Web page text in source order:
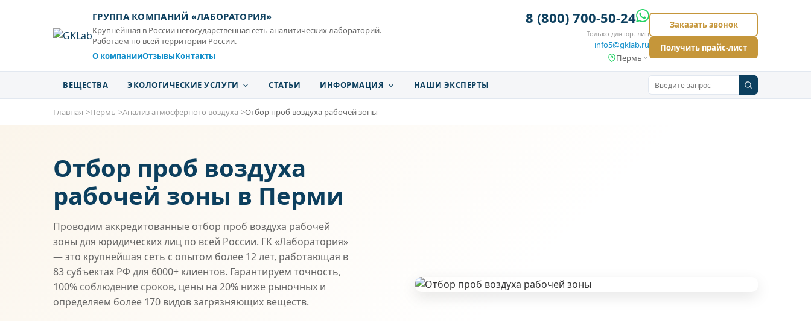
ГРУППА КОМПАНИЙ «ЛАБОРАТОРИЯ»
Крупнейшая в России негосударственная сеть аналитических лабораторий.
Работаем по всей территории России.
О компанииОтзывыКонтакты
8 (800) 700-50-24
Только для юр. лиц
info5@gklab.ru
Пермь
Заказать звонок
Получить прайс-лист
ВЕЩЕСТВА ЭКОЛОГИЧЕСКИЕ УСЛУГИ СТАТЬИ ИНФОРМАЦИЯ НАШИ ЭКСПЕРТЫ
Главная Пермь Анализ атмосферного воздуха Отбор проб воздуха рабочей зоны
Отбор проб воздуха
рабочей зоны в Перми
Проводим аккредитованные отбор проб воздуха рабочей
зоны для юридических лиц по всей России. ГК «Лаборатория»
— это крупнейшая сеть с опытом более 12 лет, работающая в
83 субъектах РФ для 6000+ клиентов. Гарантируем точность,
100% соблюдение сроков, цены на 20% ниже рыночных и
определяем более 170 видов загрязняющих веществ.